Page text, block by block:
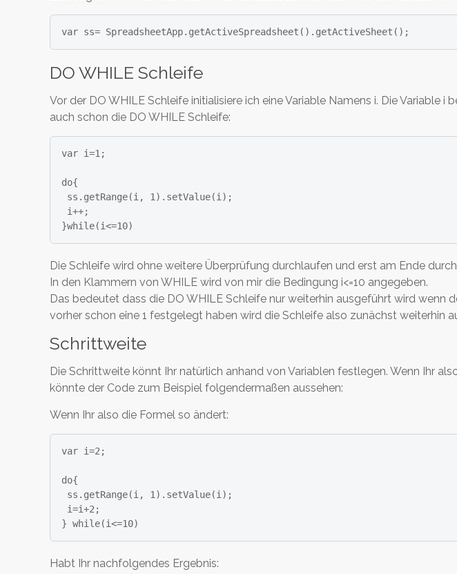
var ss= SpreadsheetApp.getActiveSpreadsheet().getActiveSheet();
DO WHILE Schleife
Vor der DO WHILE Schleife initialisiere ich eine Variable Namens i. Die Variable
auch schon die DO WHILE Schleife:
var i=1;
do{
}while(i<=10)
Die Schleife wird ohne weitere Überprüfung durchlaufen und erst am Ende
In den Klammern von WHILE wird von mir die Bedingung i<=10 angegeben.
Das bedeutet dass die DO WHILE Schleife nur weiterhin ausgeführt wird wenn
vorher schon eine 1 festgelegt haben wird die Schleife also zunächst weiterhin
Schrittweite
Die Schrittweite könnt Ihr natürlich anhand von Variablen festlegen. Wenn Ihr
könnte der Code zum Beispiel folgendermaßen aussehen:
Wenn Ihr also die Formel so ändert:
var i=2;
do{
} while(i<=10)
Habt Ihr nachfolgendes Ergebnis: